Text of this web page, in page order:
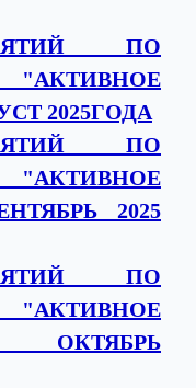
ПО
2025ГОДА
ПО
2025
ПО
ОКТЯБРЬ